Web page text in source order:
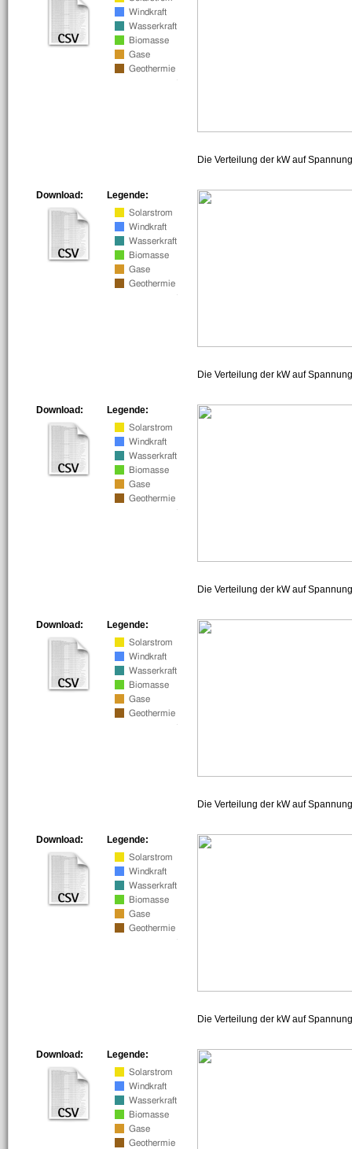
Die Verteilung der kW auf
Legende:
Download:
Die Verteilung der kW auf
Legende:
Download:
Die Verteilung der kW auf
Legende:
Download:
Die Verteilung der kW auf
Legende:
Download:
Die Verteilung der kW auf
Legende:
Download: